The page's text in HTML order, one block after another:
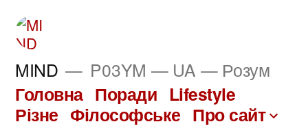
Перейти
вмісту
MIND P03YM — UA — Розум
Головна Поради Lifestyle
Різне Філософське Про сайт